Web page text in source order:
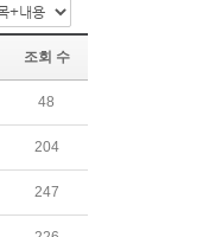
조회 수
48
204
247